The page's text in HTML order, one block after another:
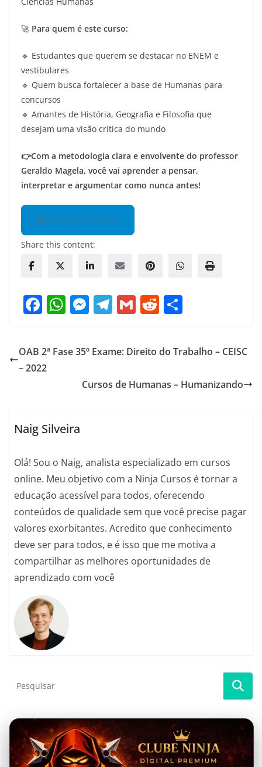
🚀 Para quem é este curso:
🔹 Estudantes que querem se destacar no ENEM e
vestibulares
🔹 Quem busca fortalecer a base de Humanas para
concursos
🔹 Amantes de História, Geografia e Filosofia que
desejam uma visão crítica do mundo
👉Com a metodologia clara e envolvente do professor
Geraldo Magela, você vai aprender a pensar,
interpretar e argumentar como nunca antes!
ACESSAR CURSO
Share this content:
F
c
e
b
o
k
W
at
s
p
M
ss
e
n
T
gr
a
G
ai
l
R
d
di
t
ar
e
OAB 2ª Fase 35º Exame: Direito do Trabalho – CEISC
– 2022
Cursos de Humanas – Humanizando
Naig Silveira
Olá! Sou o Naig, analista especializado em cursos
online. Meu objetivo com a Ninja Cursos é tornar a
educação acessível para todos, oferecendo
conteúdos de qualidade sem que você precise pagar
valores exorbitantes. Acredito que conhecimento
deve ser para todos, e é isso que me motiva a
compartilhar as melhores oportunidades de
aprendizado com você